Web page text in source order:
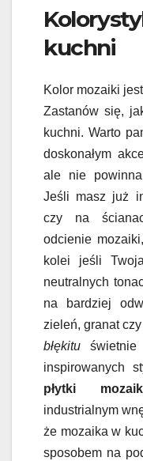
kuchni
Kolor mozaiki
Zastanów się,
kuchni. Warto
doskonałym
ale nie powinna
Jeśli masz już
czy na
odcienie
kolei jeśli
neutralnych
na bardziej
zieleń, granat
błękitu
inspirowanych
płytki
industrialnym
że mozaika w
sposobem na